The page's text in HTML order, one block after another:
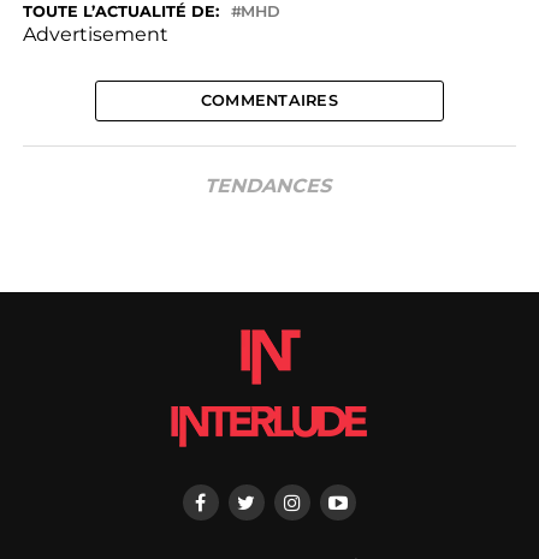
TOUTE L’ACTUALITÉ DE: MHD
Advertisement
COMMENTAIRES
TENDANCES